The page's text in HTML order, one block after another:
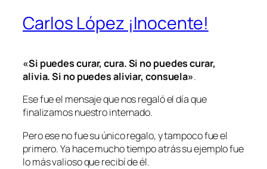
Carlos López ¡Inocente!
«Si puedes curar, cura. Si no puedes curar,
alivia. Si no puedes aliviar, consuela».
Ese fue el mensaje que nos regaló el día que
finalizamos nuestro internado.
Pero ese no fue su único regalo, y tampoco fue el
primero. Ya hace mucho tiempo atrás su ejemplo fue
lo más valioso que recibí de él.